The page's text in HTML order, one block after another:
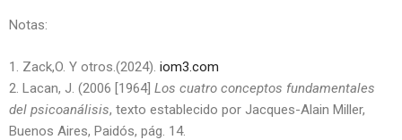
Notas:
1. Zack,O. Y otros.(2024). iom3.com
2. Lacan, J. (2006 [1964] Los cuatro conceptos fundamentales
del psicoanálisis, texto establecido por Jacques-Alain Miller,
Buenos Aires, Paidós, pág. 14.